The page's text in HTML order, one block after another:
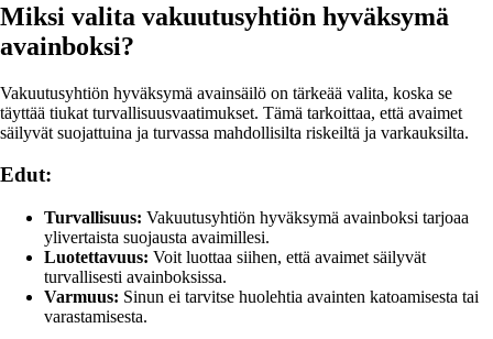
Miksi valita vakuutusyhtiön hyväksymä
avainboksi?
Vakuutusyhtiön hyväksymä avainsäilö on tärkeää valita, koska se
täyttää tiukat turvallisuusvaatimukset. Tämä tarkoittaa, että avaimet
säilyvät suojattuina ja turvassa mahdollisilta riskeiltä ja varkauksilta.
Edut:
Turvallisuus: Vakuutusyhtiön hyväksymä avainboksi tarjoaa
ylivertaista suojausta avaimillesi.
Luotettavuus: Voit luottaa siihen, että avaimet säilyvät
turvallisesti avainboksissa.
Varmuus: Sinun ei tarvitse huolehtia avainten katoamisesta tai
varastamisesta.